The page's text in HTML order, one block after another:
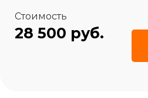
Стоимость
28 500 руб.